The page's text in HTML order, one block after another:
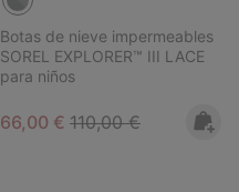
Botas de nieve impermeables
SOREL EXPLORER™ III LACE
para niños
Sale price:
66,00 € Regular price:
110,00 €